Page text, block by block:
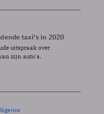
taxi's in 2020
uitspraak over
zijn auto's.